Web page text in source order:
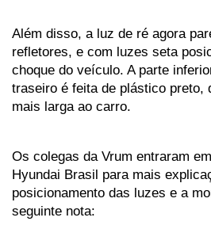
Além disso, a luz de ré agora
refletores, e com luzes seta
choque do veículo. A parte
traseiro é feita de plástico preto,
mais larga ao carro.
Os colegas da Vrum entraram
Hyundai Brasil para mais
posicionamento das luzes e a
seguinte nota: